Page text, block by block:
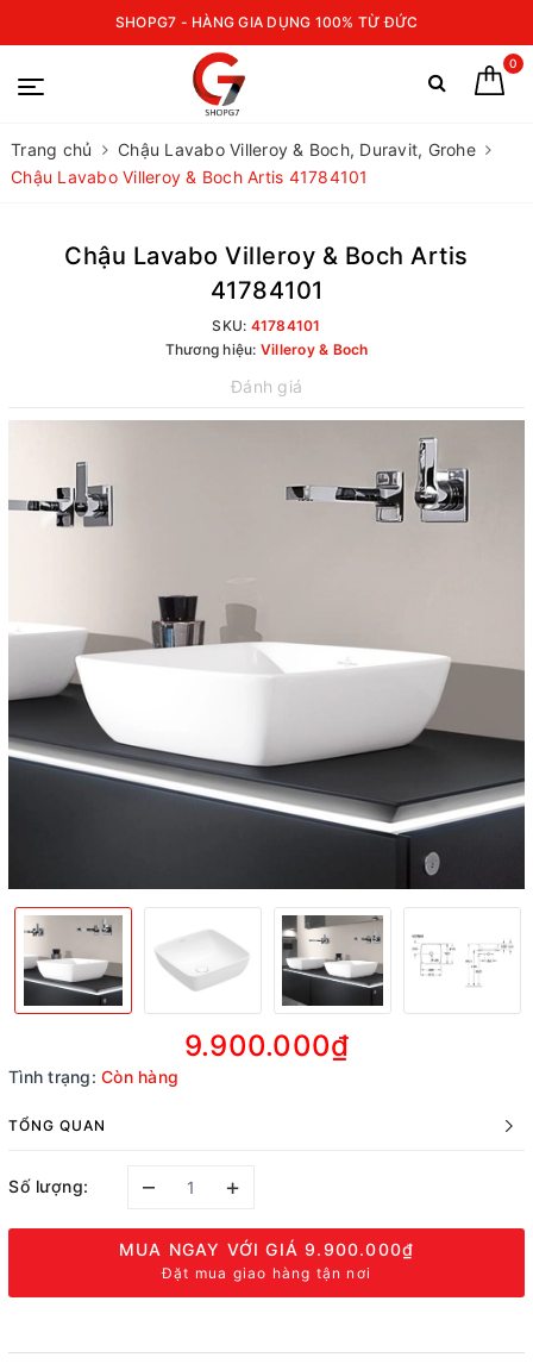
SHOPG7 - HÀNG GIA DỤNG 100% TỪ ĐỨC
0
Trang chủ
Chậu Lavabo Villeroy & Boch, Duravit, Grohe
Chậu Lavabo Villeroy & Boch Artis 41784101
Chậu Lavabo Villeroy & Boch Artis
41784101
SKU: 41784101
Thương hiệu: Villeroy & Boch
Đánh giá
9.900.000₫
Tình trạng: Còn hàng
TỔNG QUAN
Số lượng: – +
MUA NGAY VỚI GIÁ 9.900.000₫
Đặt mua giao hàng tận nơi